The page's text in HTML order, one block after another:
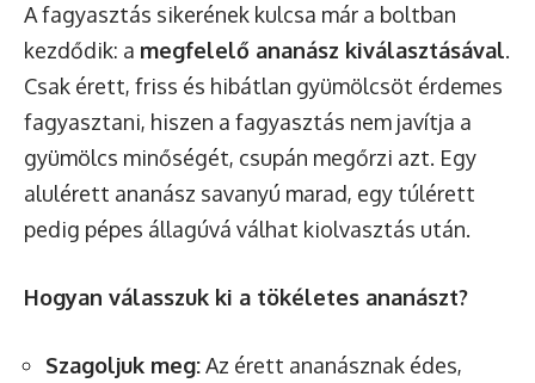
A fagyasztás sikerének kulcsa már a boltban
kezdődik: a megfelelő ananász kiválasztásával.
Csak érett, friss és hibátlan gyümölcsöt érdemes
fagyasztani, hiszen a fagyasztás nem javítja a
gyümölcs minőségét, csupán megőrzi azt. Egy
alulérett ananász savanyú marad, egy túlérett
pedig pépes állagúvá válhat kiolvasztás után.
Hogyan válasszuk ki a tökéletes ananászt?
Szagoljuk meg:Az érett ananásznak édes,